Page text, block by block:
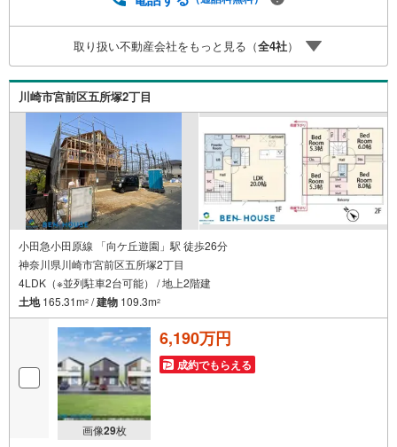
取り扱い不動産会社をもっと見る（全4社）
川崎市宮前区五所塚2丁目
小田急小田原線 「向ケ丘遊園」駅 徒歩26分
神奈川県川崎市宮前区五所塚2丁目
4LDK（※並列駐車2台可能） / 地上2階建
土地165.31m2 /建物 109.3m2
画像29枚
6,190万円
成約でもらえる